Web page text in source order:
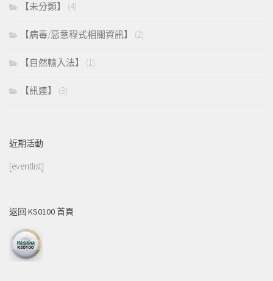
【未分類】 (4)
【病毒/惡意程式相關資訊】 (2)
【自然輸入法】 (1)
【訊連】 (3)
近期活動
[eventlist]
返回 KS0100 首頁